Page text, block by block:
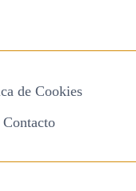
de Cookies
Contacto